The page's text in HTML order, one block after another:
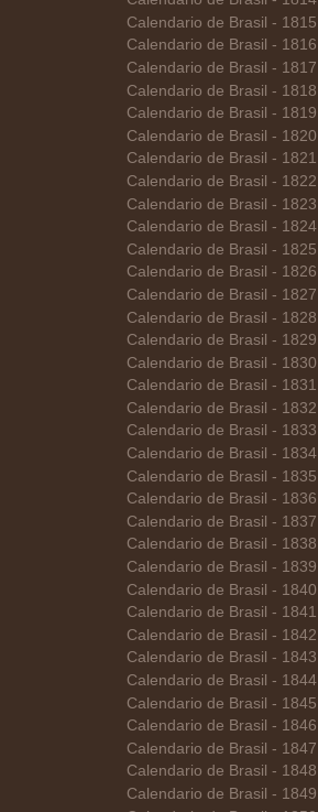
Calendario de Brasil - 1815
Calendario de Brasil - 1816
Calendario de Brasil - 1817
Calendario de Brasil - 1818
Calendario de Brasil - 1819
Calendario de Brasil - 1820
Calendario de Brasil - 1821
Calendario de Brasil - 1822
Calendario de Brasil - 1823
Calendario de Brasil - 1824
Calendario de Brasil - 1825
Calendario de Brasil - 1826
Calendario de Brasil - 1827
Calendario de Brasil - 1828
Calendario de Brasil - 1829
Calendario de Brasil - 1830
Calendario de Brasil - 1831
Calendario de Brasil - 1832
Calendario de Brasil - 1833
Calendario de Brasil - 1834
Calendario de Brasil - 1835
Calendario de Brasil - 1836
Calendario de Brasil - 1837
Calendario de Brasil - 1838
Calendario de Brasil - 1839
Calendario de Brasil - 1840
Calendario de Brasil - 1841
Calendario de Brasil - 1842
Calendario de Brasil - 1843
Calendario de Brasil - 1844
Calendario de Brasil - 1845
Calendario de Brasil - 1846
Calendario de Brasil - 1847
Calendario de Brasil - 1848
Calendario de Brasil - 1849